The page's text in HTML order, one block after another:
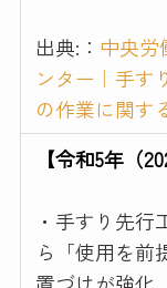
出典:： 中央労
ンター｜手す
の作業に関す
【令和5年（
・手すり先
ら「使用を前
置づけが強化